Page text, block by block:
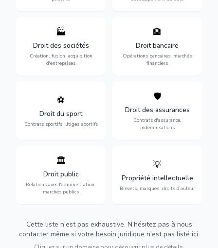
🏭
Droit des sociétés
Création, fusion, acquisition
d'entreprises
Structuration de votre
société : création, fusion-
acquisition, gouvernance et
restructuration.
🏦
Droit bancaire
Opérations bancaires, marchés
financiers
Gestion de vos opérations
financières : contentieux
bancaire, investissements et
régulation.
⚽
Droit du sport
Contrats sportifs, litiges sportifs
Expertise en droit sportif :
transferts, sponsoring et
contentieux.
🛡️
Droit des assurances
Contrats d'assurance,
indemnisations
Défense de vos intérêts :
contrats d'assurance,
sinistres et indemnisations
optimales.
🏛️
Droit public
Relations avec l'administration,
marchés publics
Gestion de vos relations
avec l'administration :
marchés publics,
urbanisme et contentieux.
💡
Propriété intellectuelle
Brevets, marques, droits d'auteur
Protection de vos créations
d'auteur et lutte contre la
contrefaçon.
Cette liste n'est pas exhaustive. N'hésitez pas à nous
contacter même si votre besoin juridique n'est pas listé ici.